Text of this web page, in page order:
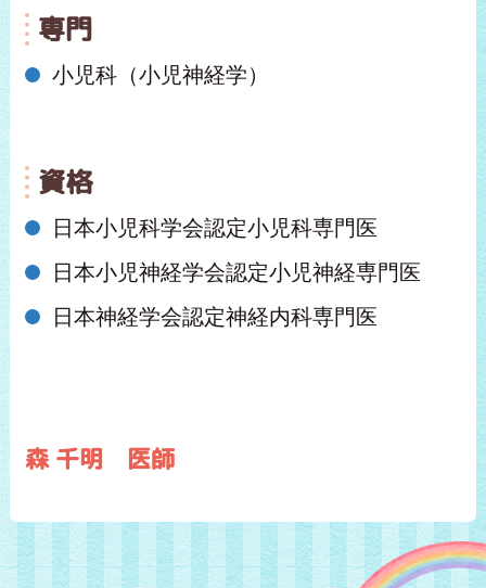
専門
小児科（小児神経学）
資格
日本小児科学会認定小児科専門医
日本小児神経学会認定小児神経専門医
日本神経学会認定神経内科専門医
森 千明 医師